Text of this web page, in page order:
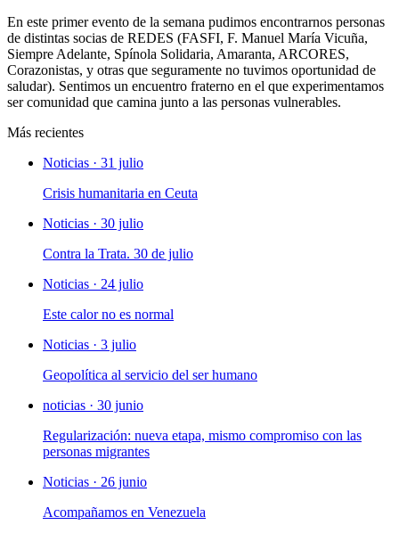
En este primer evento de la semana pudimos encontrarnos personas
de distintas socias de REDES (FASFI, F. Manuel María Vicuña,
Siempre Adelante, Spínola Solidaria, Amaranta, ARCORES,
Corazonistas, y otras que seguramente no tuvimos oportunidad de
saludar). Sentimos un encuentro fraterno en el que experimentamos
ser comunidad que camina junto a las personas vulnerables.
Más recientes
Noticias · 31 julio
Crisis humanitaria en Ceuta
Noticias · 30 julio
Contra la Trata. 30 de julio
Noticias · 24 julio
Este calor no es normal
Noticias · 3 julio
Geopolítica al servicio del ser humano
noticias · 30 junio
Regularización: nueva etapa, mismo compromiso con las
personas migrantes
Noticias · 26 junio
Acompañamos en Venezuela